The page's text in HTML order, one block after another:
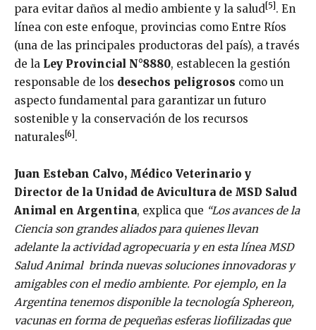
para evitar daños al medio ambiente y la salud [5] . En
línea con este enfoque, provincias como Entre Ríos
(una de las principales productoras del país), a través
de la Ley Provincial N°8880, establecen la gestión
responsable de los desechos peligrosos como un
aspecto fundamental para garantizar un futuro
sostenible y la conservación de los recursos
naturales [6] .
Juan Esteban Calvo, Médico Veterinario y
Director de la Unidad de Avicultura de MSD Salud
Animal en Argentina, explica que “Los avances de la
Ciencia son grandes aliados para quienes llevan
adelante la actividad agropecuaria y en esta línea MSD
Salud Animal brinda nuevas soluciones innovadoras y
amigables con el medio ambiente. Por ejemplo, en la
Argentina tenemos disponible la tecnología Sphereon,
vacunas en forma de pequeñas esferas liofilizadas que